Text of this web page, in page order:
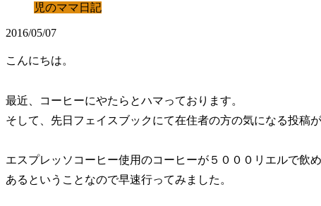
児のママ日記
2016/05/07
こんにちは。
最近、コーヒーにやたらとハマっております。
そして、先日フェイスブックにて在住者の方の気になる投稿が
エスプレッソコーヒー使用のコーヒーが５０００リエルで飲
あるということなので早速行ってみました。